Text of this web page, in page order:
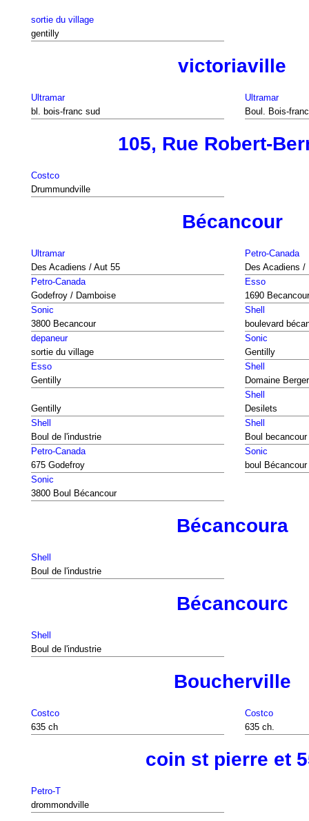
sortie du village
gentilly
victoriaville
Ultramar
bl. bois-franc sud
Ultramar
Boul. Bois-
105, Rue Robert-
Costco
Drummundville
Bécancour
Ultramar
Des Acadiens / Aut 55
Petro-Canada
Des Acadiens /
Petro-Canada
Godefroy / Damboise
Esso
1690 Becancour
Sonic
3800 Becancour
Shell
boulevard
depaneur
sortie du village
Sonic
Gentilly
Esso
Gentilly
Shell
Domaine
Gentilly
Shell
Desilets
Shell
Boul de l'industrie
Shell
Boul becancour
Petro-Canada
675 Godefroy
Sonic
boul Bécancour
Sonic
3800 Boul Bécancour
Bécancoura
Shell
Boul de l'industrie
Bécancourc
Shell
Boul de l'industrie
Boucherville
Costco
635 ch
Costco
635 ch.
coin st pierre et
Petro-T
drommondville